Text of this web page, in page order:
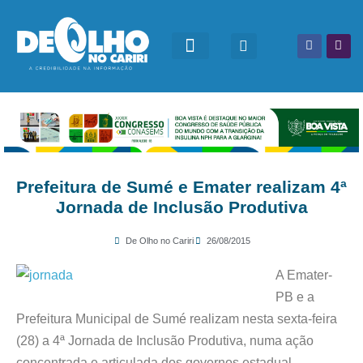
Prefeitura de Sumé e Emater realizam 4ª
Jornada de Inclusão Produtiva
De Olho no Cariri 26/08/2015
A Emater-
PB e a
Prefeitura Municipal de Sumé realizam nesta sexta-feira
(28) a 4ª Jornada de Inclusão Produtiva, numa ação